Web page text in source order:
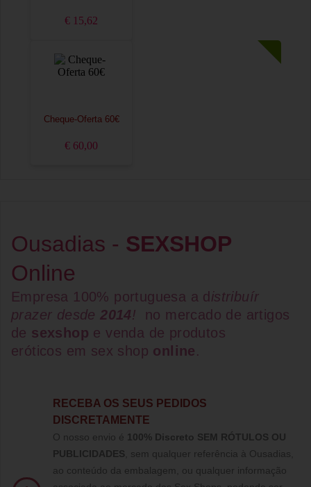
€ 15,62
Cheque-Oferta 60€
€ 60,00
Ousadias - SEXSHOP
Online
Empresa 100% portuguesa a d istribuír
prazer desde2014!
no mercado de artigos
de sexshop e venda de produtos
eróticos em sex shop online.
RECEBA OS SEUS PEDIDOS
DISCRETAMENTE
O nosso envio é 100% Discreto SEM RÓTULOS OU
PUBLICIDADES , sem qualquer referência à Ousadias,
ao conteúdo da embalagem, ou qualquer informação